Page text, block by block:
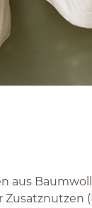
aus